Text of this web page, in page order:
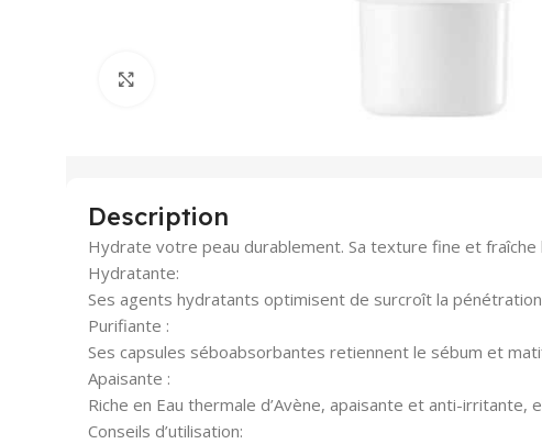
Description
Hydrate votre peau durablement. Sa texture fine et
Hydratante:
Ses agents hydratants optimisent de surcroît la
Purifiante :
Ses capsules séboabsorbantes retiennent le sébum et
Apaisante :
Riche en Eau thermale d’Avène, apaisante et anti-
Conseils d’utilisation: